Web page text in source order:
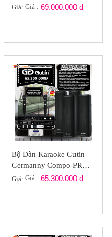
GP2023-02
Giá: Giá : 69.000.000 đ
Bộ Dàn Karaoke Gutin
Germanny Compo-PRO
GP2022-S04
Giá: Giá : 65.300.000 đ